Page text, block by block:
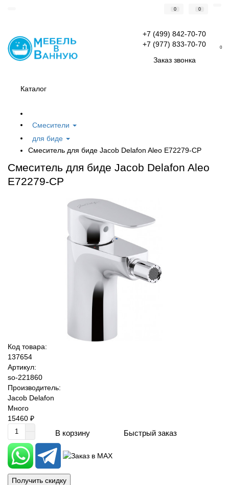
0 0
+7 (499) 842-70-70
+7 (977) 833-70-70
Заказ звонка
0
Каталог
Смесители
для биде
Смеситель для биде Jacob Delafon Aleo E72279-CP
Смеситель для биде Jacob Delafon Aleo
E72279-CP
Код товара:
137654
Артикул:
so-221860
Производитель:
Jacob Delafon
Много
15460 ₽
В корзину Быстрый заказ
Получить скидку